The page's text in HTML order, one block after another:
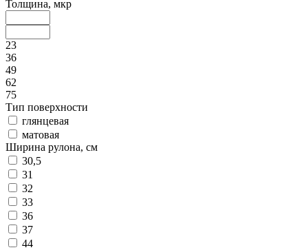
Толщина, мкр
23
36
49
62
75
Тип поверхности
глянцевая
матовая
Ширина рулона, см
30,5
31
32
33
36
37
44